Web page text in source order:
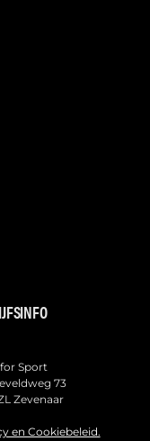
Sport
73
Zevenaar
en Cookiebeleid.